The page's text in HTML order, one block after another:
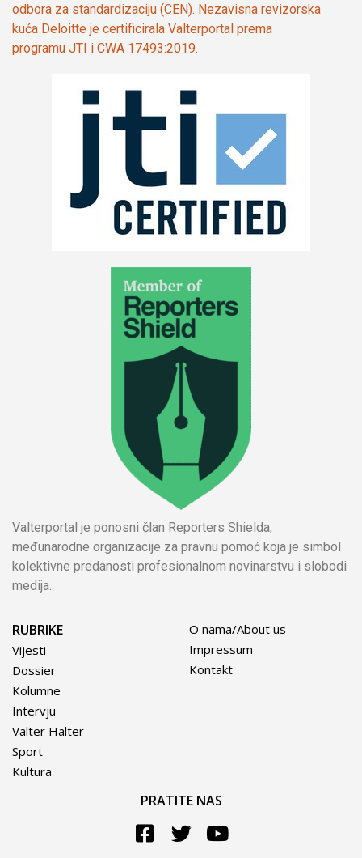
odbora za standardizaciju (CEN). Nezavisna revizorska
kuća Deloitte je certificirala Valterportal prema
programu JTI i CWA 17493:2019.
Valterportal je ponosni član Reporters Shielda,
međunarodne organizacije za pravnu pomoć koja je simbol
kolektivne predanosti profesionalnom novinarstvu i slobodi
medija.
RUBRIKE
Vijesti
Dossier
Kolumne
Intervju
Valter Halter
Sport
Kultura
O nama/About us
Impressum
Kontakt
PRATITE NAS